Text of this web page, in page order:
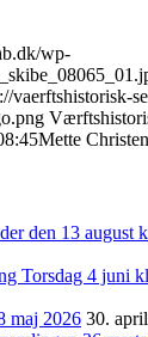
wp-
vaerftshistorisk-
Mette
den 13 august
Torsdag 4 juni
maj 2026 30.